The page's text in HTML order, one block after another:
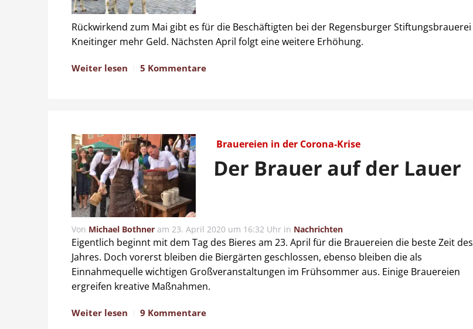
Rückwirkend zum Mai gibt es für die Beschäftigten bei der Regensburger Stiftungsbrauerei
Kneitinger mehr Geld. Nächsten April folgt eine weitere Erhöhung.
Weiter lesen 5 Kommentare
Brauereien in der Corona-Krise
Der Brauer auf der Lauer
Von Michael Bothner am 23. April 2020 um 16:32 Uhr in Nachrichten
Eigentlich beginnt mit dem Tag des Bieres am 23. April für die Brauereien die beste Zeit des
Jahres. Doch vorerst bleiben die Biergärten geschlossen, ebenso bleiben die als
Einnahmequelle wichtigen Großveranstaltungen im Frühsommer aus. Einige Brauereien
ergreifen kreative Maßnahmen.
Weiter lesen 9 Kommentare